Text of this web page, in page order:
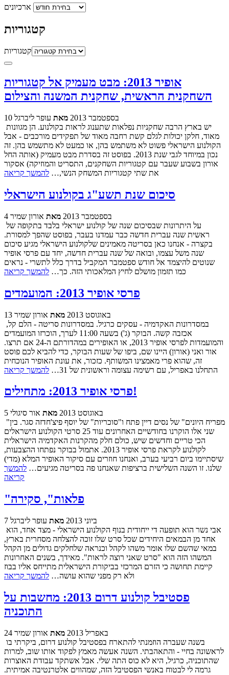
ארכיונים
קטגוריות
קטגוריות
אופיר 2013: מבט מעמיק אל קטגוריות
השחקנית הראשית, שחקנית המשנה והצילום
10 בספטמבר 2013 מאת עופר ליברגל
מאוד, חלקן יכולות לגלם קשת רחבה מאוד של תפקידים מורכבים - אבל
הקולנוע הישראלי פשוט לא משתמש בהן, או כמעט לא מתשמש בהן. זה
נכון במיוחד לגבי שנת 2013. בפוסט זה בסדרת מבט מעמיק (אותה החל
אורון בשבוע שעבר עם קטגוריות השחקנים, התסריט והמוזיקה) אסקור
את שתי קטגוריות המשחק הנשי,… להמשך קריאה
סיכום שנת תשע"ג בקולנוע הישראלי
4 בספטמבר 2013 מאת אורון שמיר
ראשית שנה עברית חדשה כבר עמדנו בעבר, בפוסט שהפך למסורת.
בקצרה - אנחנו כאן בסריטה מאמינים שלקולנוע הישראלי מגיע סיכום
שנה משל עצמו, ובואה של שנה עברית חדשה, יחד עם פרסי אופיר
שנוטים להיצמד אל חודש ספטמבר המקביל בדרך כלל לתשרי - נראים
כמו תזמון מושלם לחיץ המלאכותי הזה. כך… להמשך קריאה
פרסי אופיר 2013: המועמדים
13 באוגוסט 2013 מאת אורון שמיר
אכזבה קשה. הבוקר (ג') בשעה 11:00 לערך, הוכרזו המועמדים
והמועמדות לפרסי אופיר 2013, או האופירים במהדורתם ה-24 אם תרצו.
אור ואני (אורון) היינו שם, ביפו של שעות הבוקר, כדי להביא לכם פוסט
זה, שהוא פרי מאמצינו המשותף. כזכור, את עונת האופיר הנוכחית
התחלנו באפריל, עם רשימה עצומה וראשונית של 31…
להמשך קריאה
פרסי אופיר 2013: מתחילים!
5 באוגוסט 2013 מאת אור סיגולי
"מפריח היונים" של נסים דיין פתח ו"סוכריות" של יוסף פיצ'חדזה סגר. בין
שני אלו הוקרנו בחודשיים האחרונים עוד 25 סרטי הקולנוע הישראלים
הכי טריים וחדשים שיש, כולם חלק מהקרנות האקדמיה הישראלית
לקולנוע לקראת פרסי אופיר 2013. אתמול בבוקר נפתחו ההצבעות,
שיסתיימו ביום רביעי בערב, ואנחנו חוזרים עם סיקור האופיר המלא (מדי)
שלנו. זו השנה השלישית ברציפות שאנחנו פה בסריטה מגיעים… להמשך
קריאה
"פלאות", סקירה
7 ביוני 2013 מאת עופר ליברגל
אחד מן הבמאים היחידים שכל סרט שלו זוכה להצלחה מסחרית בארץ,
במאי שהשם שלו אומר משהו לקהל וכנראה שלחלקים גדולים מן הקהל
המשהו הזה הוא "סרט שאני רוצה לראות". מאידך, בשנים האחרונות
קיימת תחושה כי הזרם המרכזי בביקורת הישראלית מתייחס אליו בבוז
ולא רק מפני שהוא עושה… להמשך קריאה
פסטיבל קולנוע דרום 2013: מחשבות על
התוכניה
24 באפריל 2013 מאת אורון שמיר
לראשונה בחיי - והתאהבתי. השנה אעשה מאמץ לפקוד אותו שוב, למרות
שהתוכניה, כרגיל, היא לא כוס התה שלי. אבל אשתקד עבודת האוצרות
גרמה לי לבטוח באנשי הפסטיבל הזה, שמהווים אלטרנטיבה אמיתית.